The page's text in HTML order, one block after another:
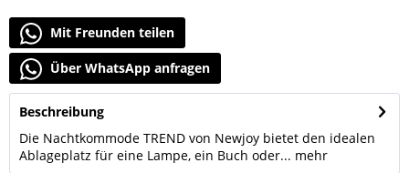
Mit Freunden teilen
Über WhatsApp anfragen
Beschreibung
Die Nachtkommode TREND von Newjoy bietet den idealen
Ablageplatz für eine Lampe, ein Buch oder... mehr